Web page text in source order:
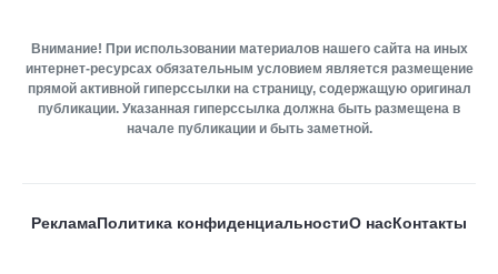
Внимание! При использовании материалов нашего сайта на иных
интернет-ресурсах обязательным условием является размещение
прямой активной гиперссылки на страницу, содержащую оригинал
публикации. Указанная гиперссылка должна быть размещена в
начале публикации и быть заметной.
РекламаПолитика конфиденциальностиО насКонтакты